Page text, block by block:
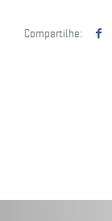
Compartilhe: